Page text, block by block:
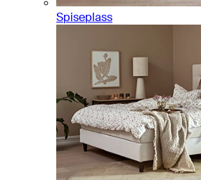
Spiseplass